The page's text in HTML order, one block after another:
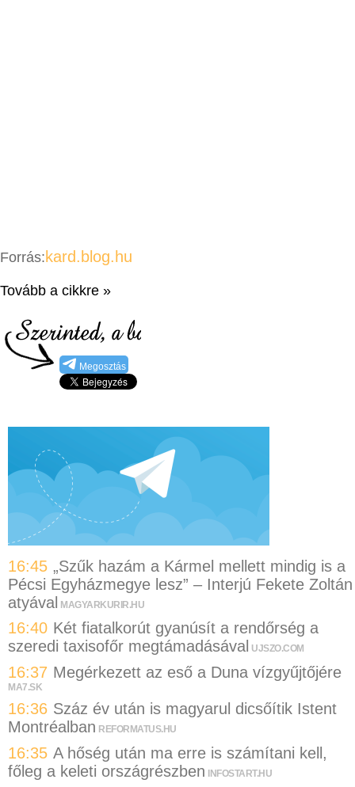
Forrás: kard.blog.hu
Tovább a cikkre »
Megosztás
16:45 „Szűk hazám a Kármel mellett mindig is a
Pécsi Egyházmegye lesz” – Interjú Fekete Zoltán
atyával MAGYARKURIR.HU
16:40 Két fiatalkorút gyanúsít a rendőrség a
szeredi taxisofőr megtámadásával UJSZO.COM
16:37 Megérkezett az eső a Duna vízgyűjtőjére
MA7.SK
16:36 Száz év után is magyarul dicsőítik Istent
Montréalban REFORMATUS.HU
16:35 A hőség után ma erre is számítani kell,
főleg a keleti országrészben
INFOSTART.HU